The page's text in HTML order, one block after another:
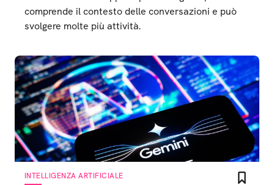
comprende il contesto delle conversazioni e può
svolgere molte più attività.
INTELLIGENZA ARTIFICIALE